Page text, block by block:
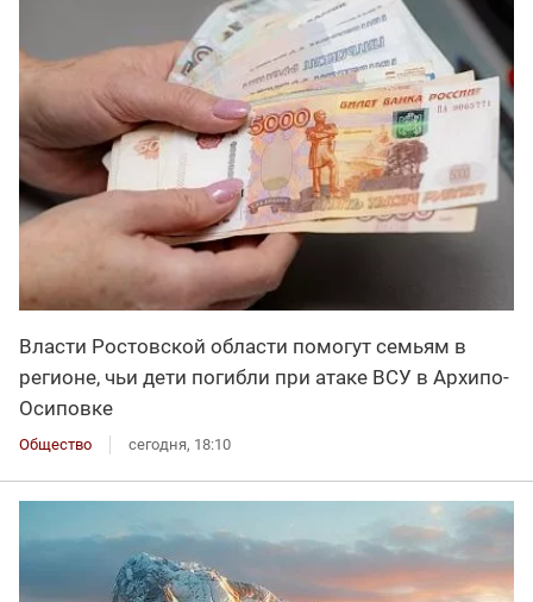
Власти Ростовской области помогут семьям в
регионе, чьи дети погибли при атаке ВСУ в Архипо-
Осиповке
Общество сегодня, 18:10